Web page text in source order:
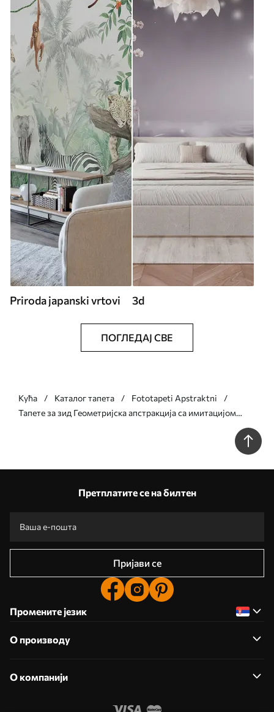
Priroda japanski vrtovi 3d
ПОГЛЕДАЈ СВЕ
Кућа Каталог тапета
Fototapeti Apstraktni
Тапете за зид Геометријска апстракција са имитацијом
Претплатите се на билтен
Пријави се
Промените језик
О производу
О компанији